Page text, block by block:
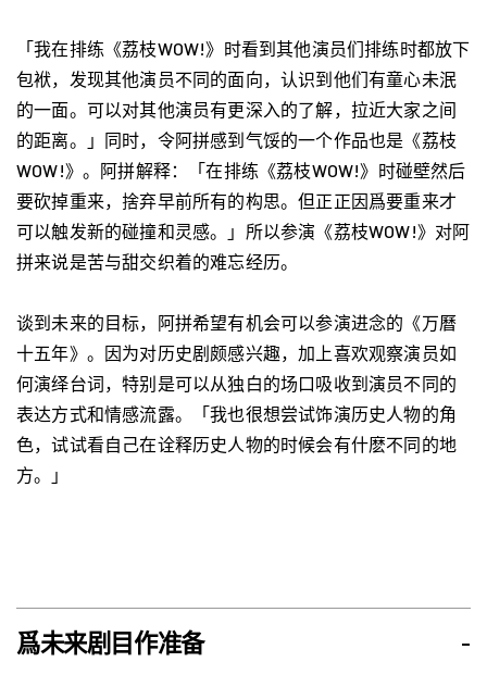
「我在排练《荔枝WOW!》时看到其他演员们排练时都放下
包袱，发现其他演员不同的面向，认识到他们有童心未泯
的一面。可以对其他演员有更深入的了解，拉近大家之间
的距离。」同时，令阿拼感到气馁的一个作品也是《荔枝
WOW!》。阿拼解释：「在排练《荔枝WOW!》时碰壁然后
要砍掉重来，捨弃早前所有的构思。但正正因爲要重来才
可以触发新的碰撞和灵感。」所以参演《荔枝WOW!》对阿
拼来说是苦与甜交织着的难忘经历。
谈到未来的目标，阿拼希望有机会可以参演进念的《万曆
十五年》。因为对历史剧颇感兴趣，加上喜欢观察演员如
何演绎台词，特别是可以从独白的场口吸收到演员不同的
表达方式和情感流露。「我也很想尝试饰演历史人物的角
色，试试看自己在诠释历史人物的时候会有什麽不同的地
方。」
爲未来剧目作准备 -